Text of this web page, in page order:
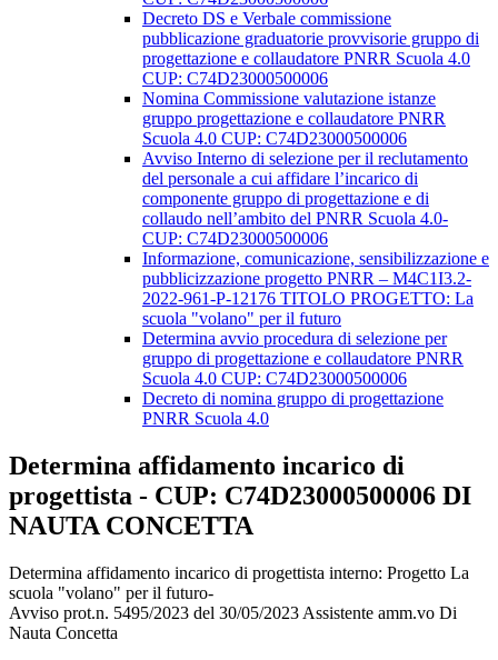
Decreto DS e Verbale commissione
pubblicazione graduatorie provvisorie gruppo di
progettazione e collaudatore PNRR Scuola 4.0
CUP: C74D23000500006
Nomina Commissione valutazione istanze
gruppo progettazione e collaudatore PNRR
Scuola 4.0 CUP: C74D23000500006
Avviso Interno di selezione per il reclutamento
del personale a cui affidare l’incarico di
componente gruppo di progettazione e di
collaudo nell’ambito del PNRR Scuola 4.0-
CUP: C74D23000500006
Informazione, comunicazione, sensibilizzazione e
pubblicizzazione progetto PNRR – M4C1I3.2-
2022-961-P-12176 TITOLO PROGETTO: La
scuola "volano" per il futuro
Determina avvio procedura di selezione per
gruppo di progettazione e collaudatore PNRR
Scuola 4.0 CUP: C74D23000500006
Decreto di nomina gruppo di progettazione
PNRR Scuola 4.0
Determina affidamento incarico di
progettista - CUP: C74D23000500006 DI
NAUTA CONCETTA
Determina affidamento incarico di progettista interno: Progetto La
scuola "volano" per il futuro-
Avviso prot.n. 5495/2023 del 30/05/2023 Assistente amm.vo Di
Nauta Concetta